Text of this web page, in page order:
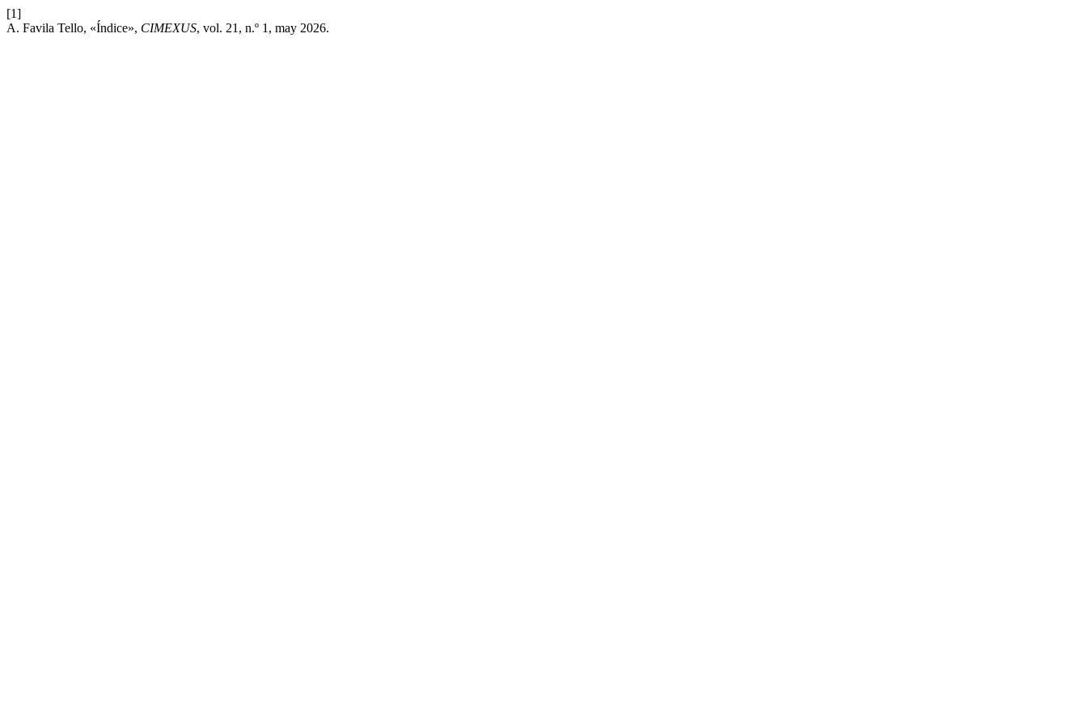
[1]
A. Favila Tello, «Índice», CIMEXUS, vol. 21, n.º 1, may 2026.